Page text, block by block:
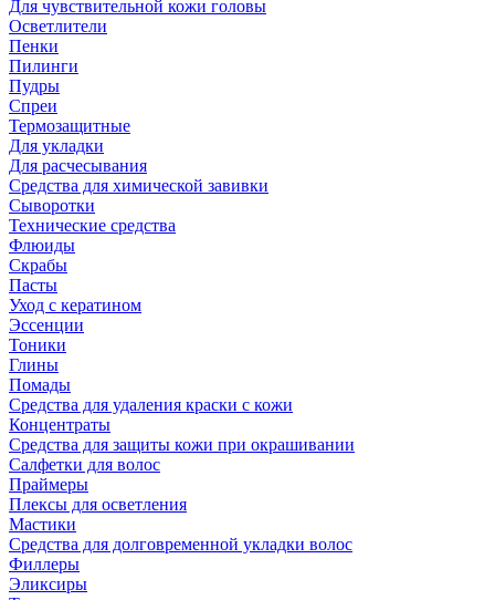
Для чувствительной кожи головы
Осветлители
Пенки
Пилинги
Пудры
Спреи
Термозащитные
Для укладки
Для расчесывания
Средства для химической завивки
Сыворотки
Технические средства
Флюиды
Скрабы
Пасты
Уход с кератином
Эссенции
Тоники
Глины
Помады
Средства для удаления краски с кожи
Концентраты
Средства для защиты кожи при окрашивании
Салфетки для волос
Праймеры
Плексы для осветления
Мастики
Средства для долговременной укладки волос
Филлеры
Эликсиры